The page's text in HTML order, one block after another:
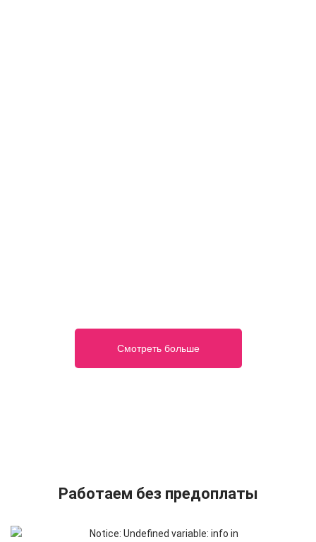
Смотреть больше
Работаем без предоплаты